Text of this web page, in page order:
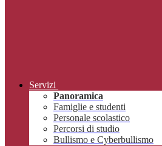
Servizi
Panoramica
Famiglie e studenti
Personale scolastico
Percorsi di studio
Bullismo e Cyberbullismo